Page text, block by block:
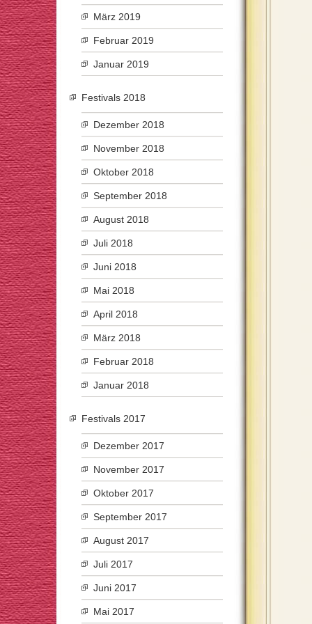
März 2019
Februar 2019
Januar 2019
Festivals 2018
Dezember 2018
November 2018
Oktober 2018
September 2018
August 2018
Juli 2018
Juni 2018
Mai 2018
April 2018
März 2018
Februar 2018
Januar 2018
Festivals 2017
Dezember 2017
November 2017
Oktober 2017
September 2017
August 2017
Juli 2017
Juni 2017
Mai 2017